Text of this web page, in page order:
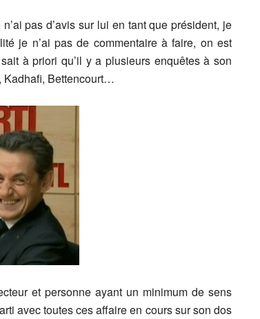
pas d’avis sur lui en tant que président, je
je n’ai pas de commentaire à faire, on est
à priori qu’il y a plusieurs enquêtes à son
Kadhafi, Bettencourt…
et personne ayant un minimum de sens
avec toutes ces affaire en cours sur son dos